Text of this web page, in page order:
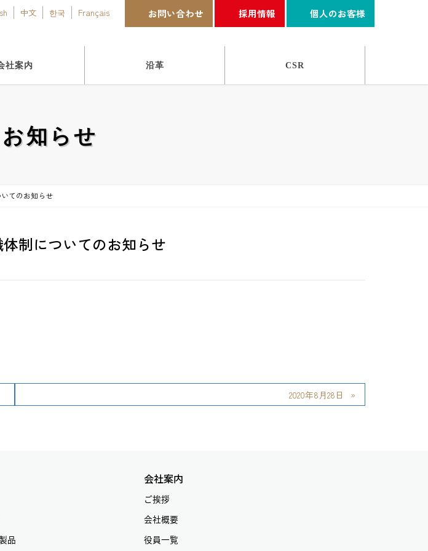
お問い合わせ 採用情報 個人のお客様
中文 한국 Français
社案内 沿革 CSR
知らせ
てのお知らせ
体制についてのお知らせ
2020年8月28日
品
会社案内
ご挨拶
会社概要
役員一覧